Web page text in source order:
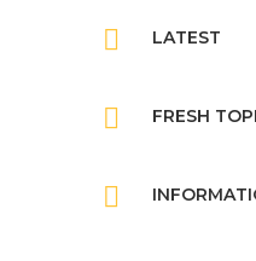
LATEST
FRESH